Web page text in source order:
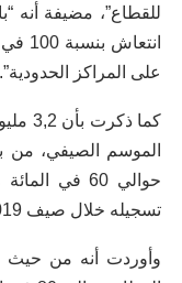
للقطاع”، مضيفة أنه
على المراكز الحدودية”.
كما
الموسم الصيفي، من
حوالي 60 في
تسجيله خلال صيف 2019.
وأوردت أنه من حيث